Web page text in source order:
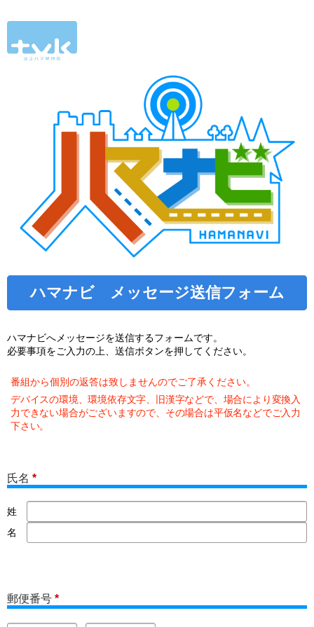
ハマナビ メッセージ送信フォーム
ハマナビへメッセージを送信するフォームです。
必要事項をご入力の上、送信ボタンを押してください。
番組から個別の返答は致しませんのでご了承ください。
デバイスの環境、環境依存文字、旧漢字などで、場合により変換入
力できない場合がございますので、その場合は平仮名などでご入力
下さい。
氏名 *
姓
名
郵便番号 *